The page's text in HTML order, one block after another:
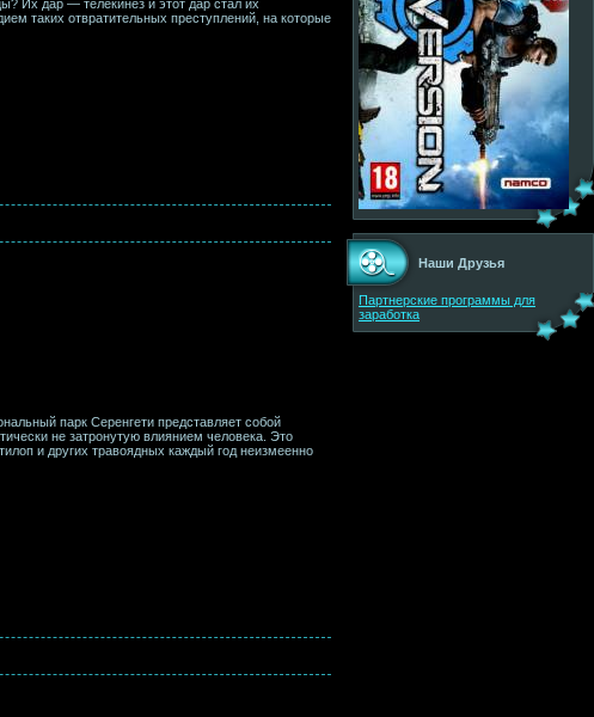
Их дар — телекинез и этот дар стал их
таких отвратительных преступлений, на которые
парк Серенгети представляет собой
не затронутую влиянием человека. Это
и других травоядных каждый год неизмеенно
Наши Друзья
Партнерские программы для
заработка